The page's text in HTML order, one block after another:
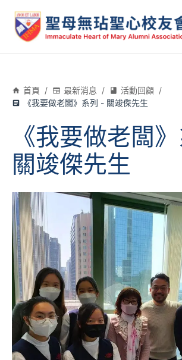
首頁 / 最新消息 / 活動回顧 /
《我要做老闆》系列 - 關竣傑先生
《我要做老闆
關竣傑先生